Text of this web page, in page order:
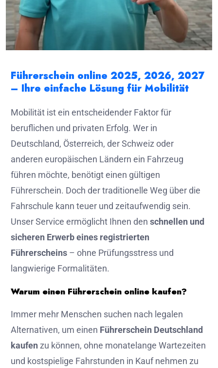
Führerschein online 2025, 2026, 2027
– Ihre einfache Lösung für Mobilität
Mobilität ist ein entscheidender Faktor für
beruflichen und privaten Erfolg. Wer in
Deutschland, Österreich, der Schweiz oder
anderen europäischen Ländern ein Fahrzeug
führen möchte, benötigt einen gültigen
Führerschein. Doch der traditionelle Weg über die
Fahrschule kann teuer und zeitaufwendig sein.
Unser Service ermöglicht Ihnen den schnellen und
sicheren Erwerb eines registrierten
Führerscheins – ohne Prüfungsstress und
langwierige Formalitäten.
Warum einen Führerschein online kaufen?
Immer mehr Menschen suchen nach legalen
Alternativen, um einen Führerschein Deutschland
kaufen zu können, ohne monatelange Wartezeiten
und kostspielige Fahrstunden in Kauf nehmen zu